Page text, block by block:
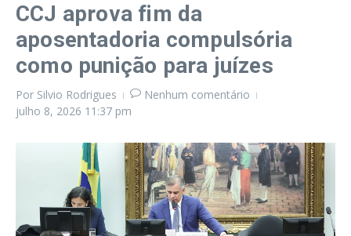
CCJ aprova fim da
aposentadoria compulsória
como punição para juízes
Por Silvio Rodrigues
Nenhum comentário
julho 8, 2026 11:37 pm